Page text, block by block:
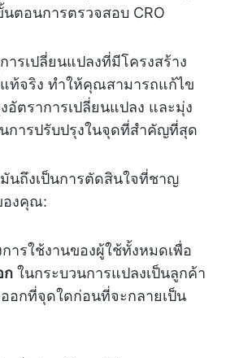
นตอนการตรวจสอบ CRO
ารเปลี่ยนแปลงที่มีโครงสร้าง
ท้จริง ทำให้คุณสามารถแก้ไข
อัตราการเปลี่ยนแปลง และมุ่ง
การปรับปรุงในจุดที่สำคัญที่สุด
นถึงเป็นการตัดสินใจที่ชาญ
องคุณ:
การใช้งานของผู้ใช้ทั้งหมดเพื่อ
ก ในกระบวนการแปลงเป็นลูกค้า
อกที่จุดใดก่อนที่จะกลายเป็น